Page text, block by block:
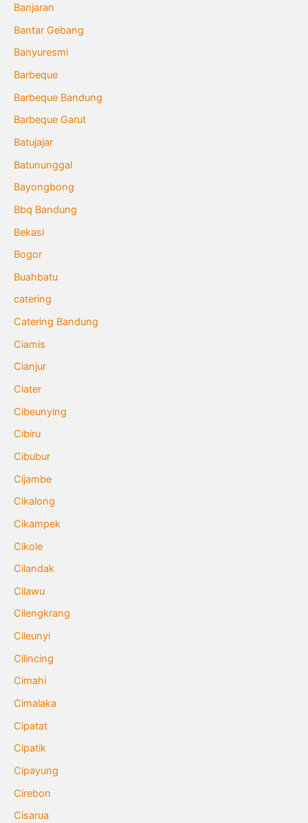
Banjaran
Bantar Gebang
Banyuresmi
Barbeque
Barbeque Bandung
Barbeque Garut
Batujajar
Batununggal
Bayongbong
Bbq Bandung
Bekasi
Bogor
Buahbatu
catering
Catering Bandung
Ciamis
Cianjur
Ciater
Cibeunying
Cibiru
Cibubur
Cijambe
Cikalong
Cikampek
Cikole
Cilandak
Cilawu
Cilengkrang
Cileunyi
Cilincing
Cimahi
Cimalaka
Cipatat
Cipatik
Cipayung
Cirebon
Cisarua